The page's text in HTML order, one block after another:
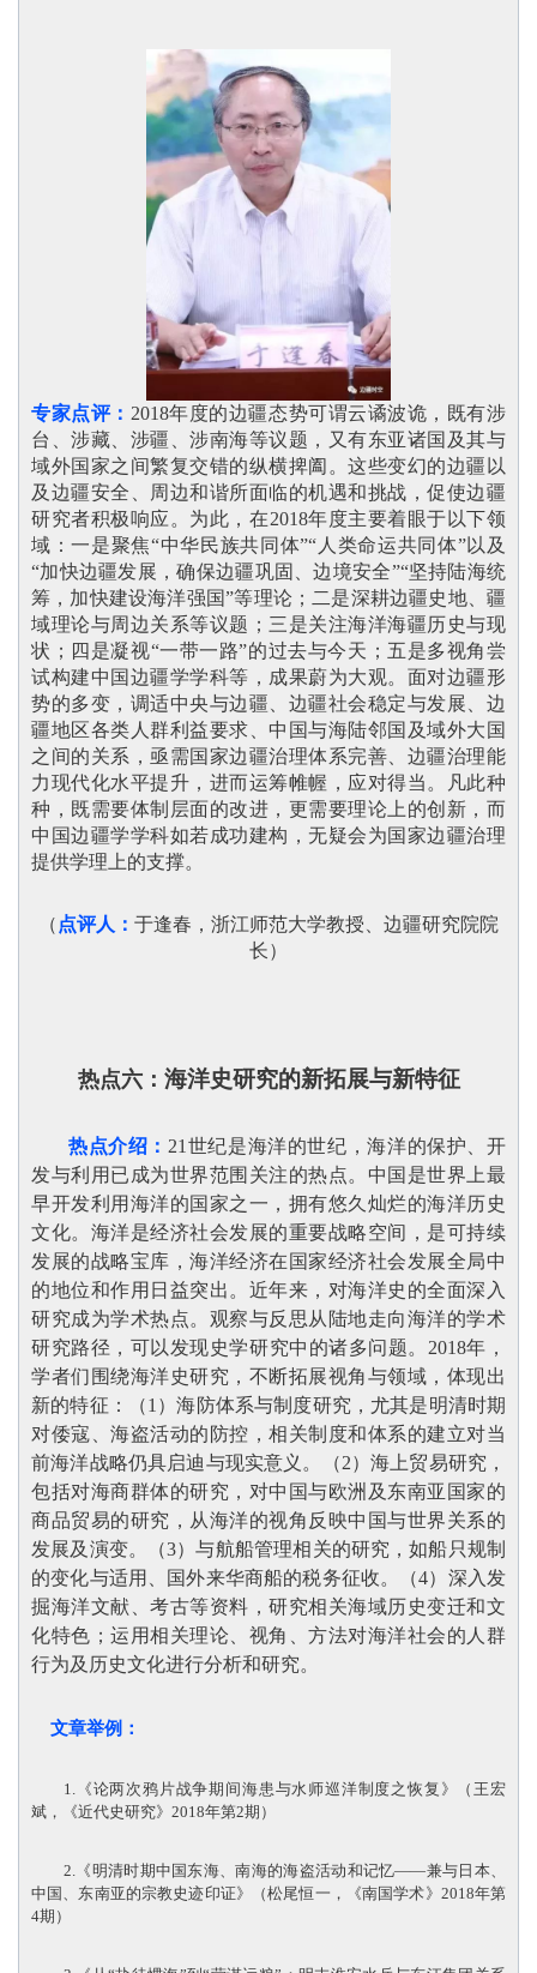
专家点评： 2018年度的边疆态势可谓云谲波诡，既有涉
台、涉藏、涉疆、涉南海等议题，又有东亚诸国及其与
域外国家之间繁复交错的纵横捭阖。这些变幻的边疆以
及边疆安全、周边和谐所面临的机遇和挑战，促使边疆
研究者积极响应。为此，在2018年度主要着眼于以下领
域：一是聚焦“中华民族共同体”“人类命运共同体”以及
“加快边疆发展，确保边疆巩固、边境安全”“坚持陆海统
筹，加快建设海洋强国”等理论；二是深耕边疆史地、疆
域理论与周边关系等议题；三是关注海洋海疆历史与现
状；四是凝视“一带一路”的过去与今天；五是多视角尝
试构建中国边疆学学科等，成果蔚为大观。面对边疆形
势的多变，调适中央与边疆、边疆社会稳定与发展、边
疆地区各类人群利益要求、中国与海陆邻国及域外大国
之间的关系，亟需国家边疆治理体系完善、边疆治理能
力现代化水平提升，进而运筹帷幄，应对得当。凡此种
种，既需要体制层面的改进，更需要理论上的创新，而
中国边疆学学科如若成功建构，无疑会为国家边疆治理
提供学理上的支撑。
（ 点评人： 于逢春，浙江师范大学教授、边疆研究院院
长）
热点六： 海洋史研究的新拓展与新特征
热点介绍： 21世纪是海洋的世纪，海洋的保护、开
发与利用已成为世界范围关注的热点。中国是世界上最
早开发利用海洋的国家之一，拥有悠久灿烂的海洋历史
文化。海洋是经济社会发展的重要战略空间，是可持续
发展的战略宝库，海洋经济在国家经济社会发展全局中
的地位和作用日益突出。近年来，对海洋史的全面深入
研究成为学术热点。观察与反思从陆地走向海洋的学术
研究路径，可以发现史学研究中的诸多问题。2018年，
学者们围绕海洋史研究，不断拓展视角与领域，体现出
新的特征：（1）海防体系与制度研究，尤其是明清时期
对倭寇、海盗活动的防控，相关制度和体系的建立对当
前海洋战略仍具启迪与现实意义。（2）海上贸易研究，
包括对海商群体的研究，对中国与欧洲及东南亚国家的
商品贸易的研究，从海洋的视角反映中国与世界关系的
发展及演变。（3）与航船管理相关的研究，如船只规制
的变化与适用、国外来华商船的税务征收。（4）深入发
掘海洋文献、考古等资料，研究相关海域历史变迁和文
化特色；运用相关理论、视角、方法对海洋社会的人群
行为及历史文化进行分析和研究。
文章举例：
1.《论两次鸦片战争期间海患与水师巡洋制度之恢复》（王宏
斌，《近代史研究》2018年第2期）
2.《明清时期中国东海、南海的海盗活动和记忆——兼与日本、
中国、东南亚的宗教史迹印证》（松尾恒一，《南国学术》2018年第
4期）